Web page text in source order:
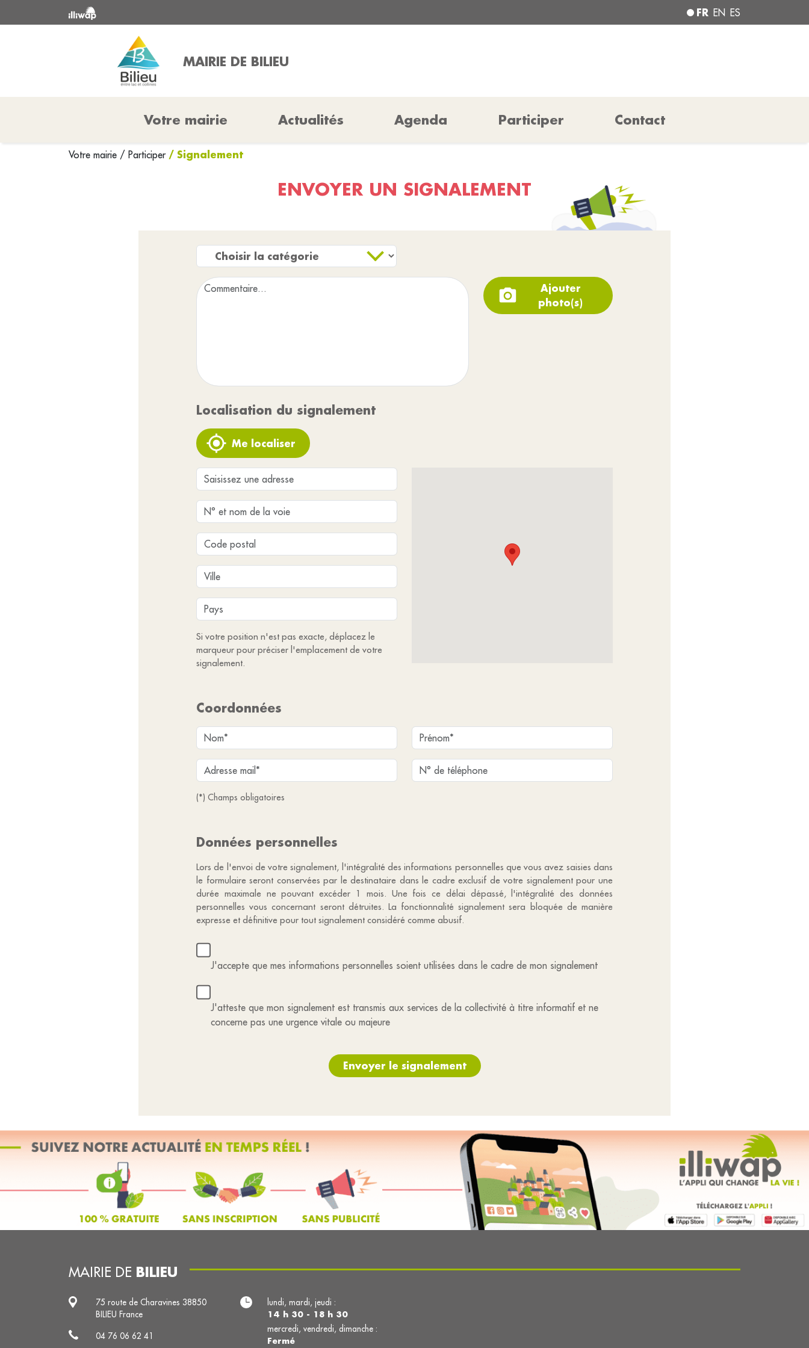
FR EN ES
MAIRIE DE BILIEU
Votre mairie Actualités Agenda Participer Contact
Votre mairie / Participer / Signalement
ENVOYER UN SIGNALEMENT
Ajouter
photo(s)
Localisation du signalement
Me localiser
Si votre position n'est pas exacte, déplacez le
marqueur pour préciser l'emplacement de votre
signalement.
Coordonnées
(*) Champs obligatoires
Données personnelles
Lors de l'envoi de votre signalement, l'intégralité des informations personnelles que vous avez saisies dans
le formulaire seront conservées par le destinataire dans le cadre exclusif de votre signalement pour une
durée maximale ne pouvant excéder 1 mois. Une fois ce délai dépassé, l'intégralité des données
personnelles vous concernant seront détruites. La fonctionnalité signalement sera bloquée de manière
expresse et définitive pour tout signalement considéré comme abusif.
J'accepte que mes informations personnelles soient utilisées dans le cadre de mon signalement
J'atteste que mon signalement est transmis aux services de la collectivité à titre informatif et ne
concerne pas une urgence vitale ou majeure
Envoyer le signalement
MAIRIE DE BILIEU
75 route de Charavines 38850
BILIEU France
04 76 06 62 41
lundi, mardi, jeudi :
14 h 30 - 18 h 30
mercredi, vendredi, dimanche :
Fermé